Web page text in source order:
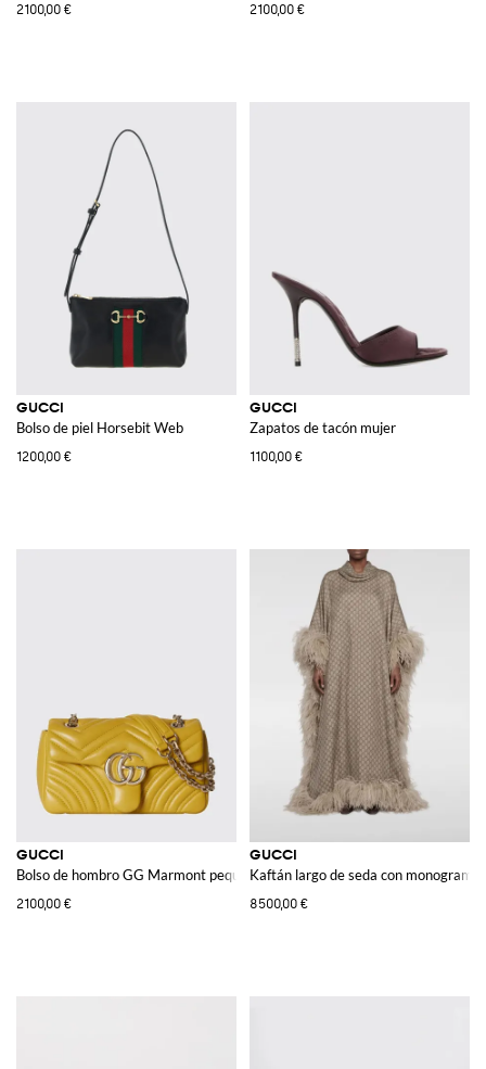
2100,00 € 2100,00 €
GUCCI
Bolso de piel Horsebit Web
1200,00 €
GUCCI
Zapatos de tacón mujer
1100,00 €
GUCCI
Bolso de hombro GG Marmont pequeño
2100,00 €
GUCCI
Kaftán largo de seda con
8500,00 €